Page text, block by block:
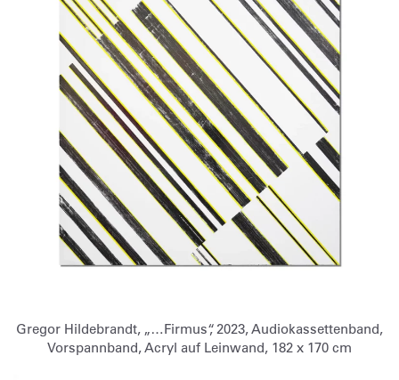
Gregor Hildebrandt, „…Firmus“, 2023, Audiokassettenband,
Vorspannband, Acryl auf Leinwand, 182 x 170 cm